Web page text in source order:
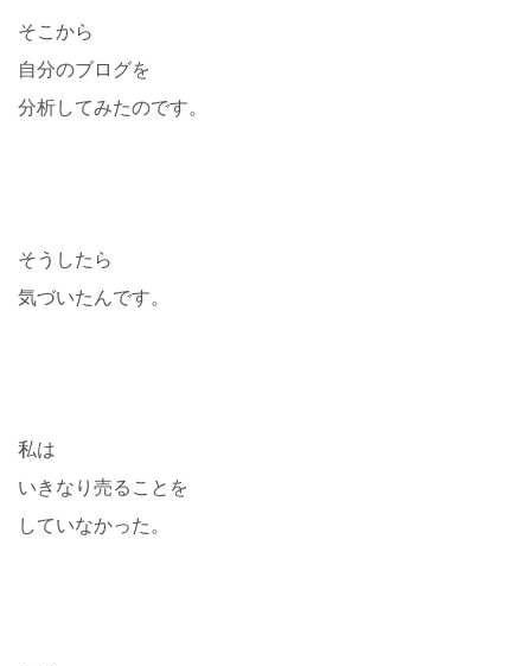
そこから
自分のブログを
分析してみたのです。
そうしたら
気づいたんです。
私は
いきなり売ることを
していなかった。